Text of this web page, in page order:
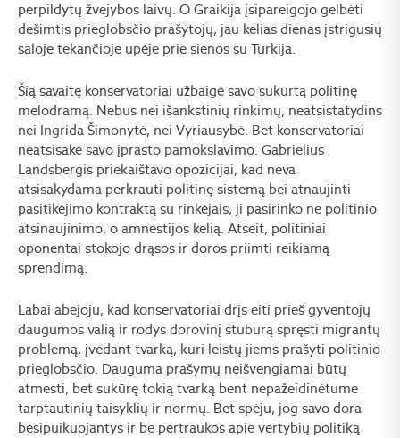
perpildytų žvejybos laivų. O Graikija įsipareigojo gelbėti
dešimtis prieglobsčio prašytojų, jau kelias dienas įstrigusių
saloje tekančioje upėje prie sienos su Turkija.
Šią savaitę konservatoriai užbaigė savo sukurtą politinę
melodramą. Nebus nei išankstinių rinkimų, neatsistatydins
nei Ingrida Šimonytė, nei Vyriausybė. Bet konservatoriai
neatsisakė savo įprasto pamokslavimo. Gabrielius
Landsbergis priekaištavo opozicijai, kad neva
atsisakydama perkrauti politinę sistemą bei atnaujinti
pasitikėjimo kontraktą su rinkėjais, ji pasirinko ne politinio
atsinaujinimo, o amnestijos kelią. Atseit, politiniai
oponentai stokojo drąsos ir doros priimti reikiamą
sprendimą.
Labai abejoju, kad konservatoriai drįs eiti prieš gyventojų
daugumos valią ir rodys dorovinį stuburą spręsti migrantų
problemą, įvedant tvarką, kuri leistų jiems prašyti politinio
prieglobsčio. Dauguma prašymų neišvengiamai būtų
atmesti, bet sukūrę tokią tvarką bent nepažeidinėtume
tarptautinių taisyklių ir normų. Bet spėju, jog savo dora
besipuikuojantys ir be pertraukos apie vertybių politiką